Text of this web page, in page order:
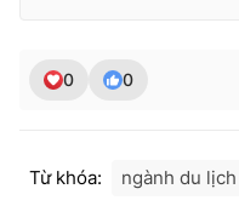
0 0
Từ khóa: ngành du lịch